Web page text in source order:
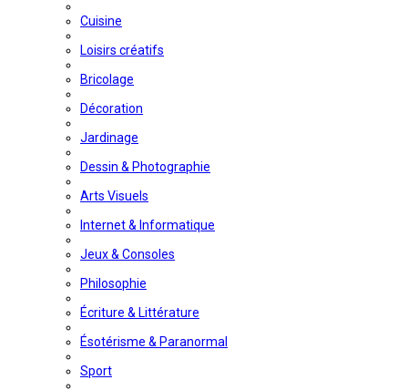
Cuisine
Loisirs créatifs
Bricolage
Décoration
Jardinage
Dessin & Photographie
Arts Visuels
Internet & Informatique
Jeux & Consoles
Philosophie
Écriture & Littérature
Ésotérisme & Paranormal
Sport